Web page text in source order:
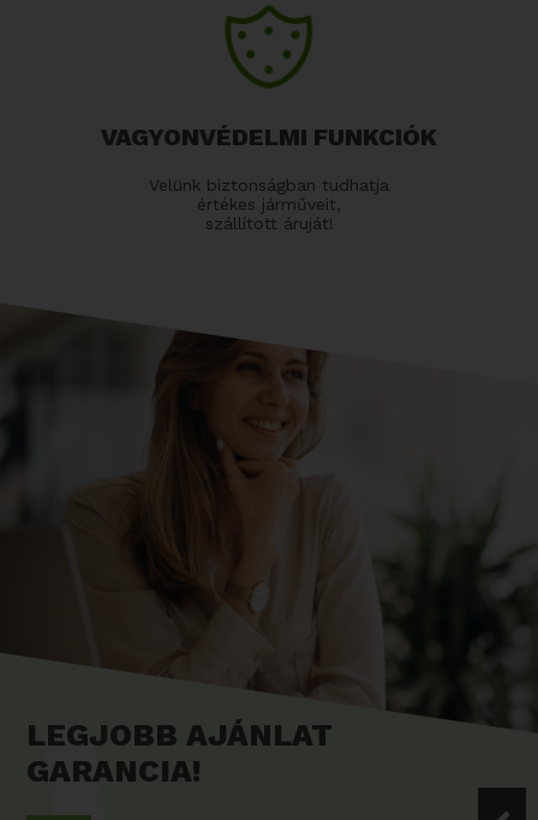
VAGYONVÉDELMI FUNKCIÓK
Velünk biztonságban tudhatja
értékes járműveit,
szállított áruját!
LEGJOBB AJÁNLAT
GARANCIA!